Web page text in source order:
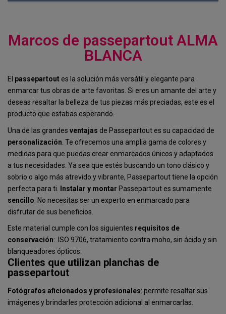
Marcos de passepartout ALMA
BLANCA
El passepartout es la solución más versátil y elegante para
enmarcar tus obras de arte favoritas. Si eres un amante del arte y
deseas resaltar la belleza de tus piezas más preciadas, este es el
producto que estabas esperando.
Una de las grandes ventajas de Passepartout es su capacidad de
personalización . Te ofrecemos una amplia gama de colores y
medidas para que puedas crear enmarcados únicos y adaptados
a tus necesidades. Ya sea que estés buscando un tono clásico y
sobrio o algo más atrevido y vibrante, Passepartout tiene la opción
perfecta para ti.
Instalar y montar Passepartout es sumamente
sencillo . No necesitas ser un experto en enmarcado para
disfrutar de sus beneficios.
Este material cumple con los siguientes requisitos de
conservación: ISO 9706, tratamiento contra moho, sin ácido y sin
blanqueadores ópticos.
Clientes que utilizan planchas de
passepartout
Fotógrafos aficionados y profesionales: permite resaltar sus
imágenes y brindarles protección adicional al enmarcarlas.